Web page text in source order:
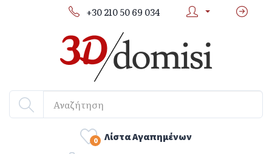
+30 210 50 69 034
0 Λίστα Αγαπημένων